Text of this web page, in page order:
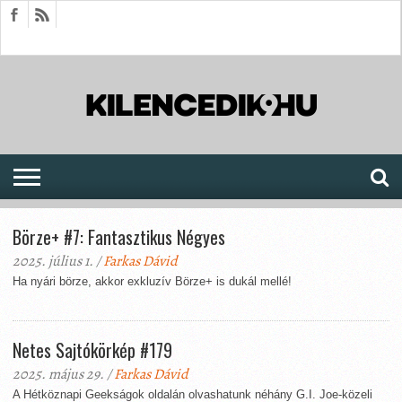
Börze+ #7: Fantasztikus Négyes
2025. július 1. /Farkas Dávid
Ha nyári börze, akkor exkluzív Börze+ is dukál mellé!
Netes Sajtókörkép #179
2025. május 29. /Farkas Dávid
A Hétköznapi Geekságok oldalán olvashatunk néhány G.I. Joe-közeli